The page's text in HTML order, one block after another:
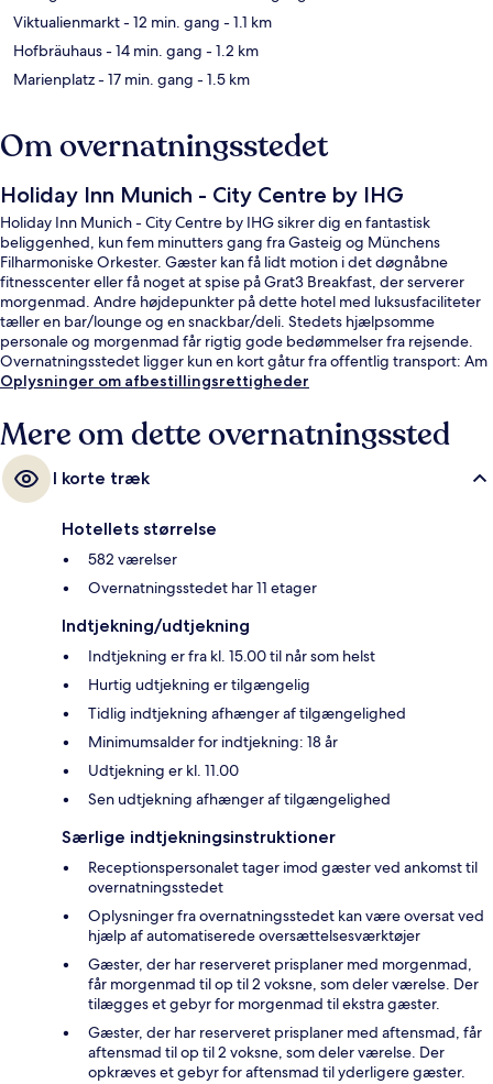
Viktualienmarkt- 12 min. gang - 1.1 km
Hofbräuhaus- 14 min. gang - 1.2 km
Marienplatz- 17 min. gang - 1.5 km
Om overnatningsstedet
Holiday Inn Munich - City Centre by IHG
Holiday Inn Munich - City Centre by IHG sikrer dig en fantastisk
beliggenhed, kun fem minutters gang fra Gasteig og Münchens
Filharmoniske Orkester. Gæster kan få lidt motion i det døgnåbne
fitnesscenter eller få noget at spise på Grat3 Breakfast, der serverer
morgenmad. Andre højdepunkter på dette hotel med luksusfaciliteter
tæller en bar/lounge og en snackbar/deli. Stedets hjælpsomme
personale og morgenmad får rigtig gode bedømmelser fra rejsende.
Overnatningsstedet ligger kun en kort gåtur fra offentlig transport: Am
Gasteig Station ligger 4 minutter væk og Deutsches Museum Station
Oplysninger om afbestillingsrettigheder
Mere om dette overnatningssted
I korte træk
Hotellets størrelse
582 værelser
Overnatningsstedet har 11 etager
Indtjekning/udtjekning
Indtjekning er fra kl. 15.00 til når som helst
Hurtig udtjekning er tilgængelig
Tidlig indtjekning afhænger af tilgængelighed
Minimumsalder for indtjekning: 18 år
Udtjekning er kl. 11.00
Sen udtjekning afhænger af tilgængelighed
Særlige indtjekningsinstruktioner
Receptionspersonalet tager imod gæster ved ankomst til
overnatningsstedet
Oplysninger fra overnatningsstedet kan være oversat ved
hjælp af automatiserede oversættelsesværktøjer
Gæster, der har reserveret prisplaner med morgenmad,
får morgenmad til op til 2 voksne, som deler værelse. Der
tilægges et gebyr for morgenmad til ekstra gæster.
Gæster, der har reserveret prisplaner med aftensmad, får
aftensmad til op til 2 voksne, som deler værelse. Der
opkræves et gebyr for aftensmad til yderligere gæster.